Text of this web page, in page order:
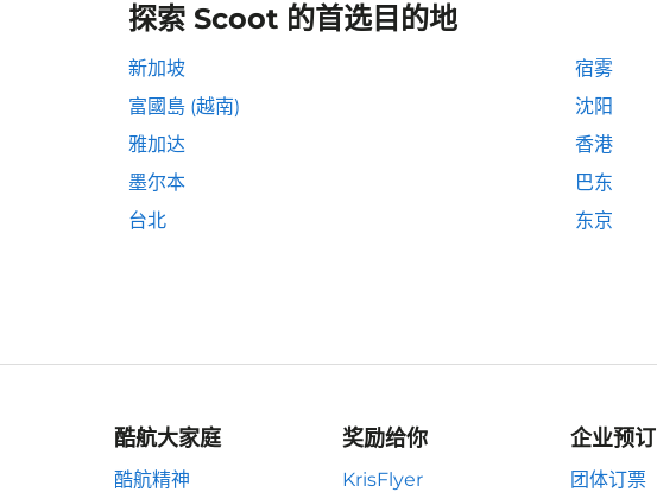
探索 Scoot 的首选目的地
新加坡 宿雾
富國島 (越南)
沈阳
雅加达
香港
墨尔本
巴东
台北
东京
酷航大家庭
酷航精神
奖励给你
KrisFlyer
企业预订
团体订票